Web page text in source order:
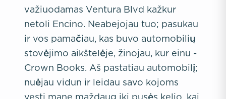
važiuodamas Ventura Blvd kažkur
netoli Encino. Neabejojau tuo; pasukau
ir vos pamačiau, kas buvo automobilių
stovėjimo aikštelėje, žinojau, kur einu -
Crown Books. Aš pastatiau automobilį;
nuėjau vidun ir leidau savo kojoms
vesti mane maždaug iki pusės kelio, kai